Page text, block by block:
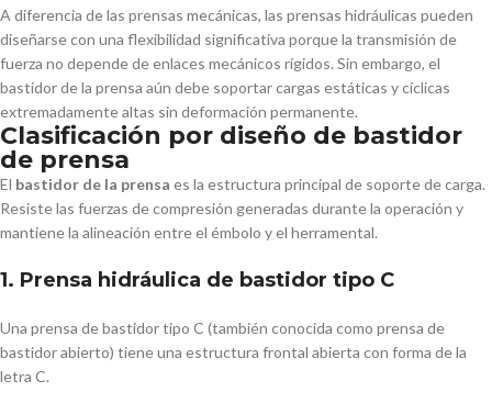
A diferencia de las prensas mecánicas, las prensas hidráulicas pueden
diseñarse con una flexibilidad significativa porque la transmisión de
fuerza no depende de enlaces mecánicos rígidos. Sin embargo, el
bastidor de la prensa aún debe soportar cargas estáticas y cíclicas
extremadamente altas sin deformación permanente.
Clasificación por diseño de bastidor
de prensa
El bastidor de la prensa es la estructura principal de soporte de carga.
Resiste las fuerzas de compresión generadas durante la operación y
mantiene la alineación entre el émbolo y el herramental.
1. Prensa hidráulica de bastidor tipo C
Una prensa de bastidor tipo C (también conocida como prensa de
bastidor abierto) tiene una estructura frontal abierta con forma de la
letra C.